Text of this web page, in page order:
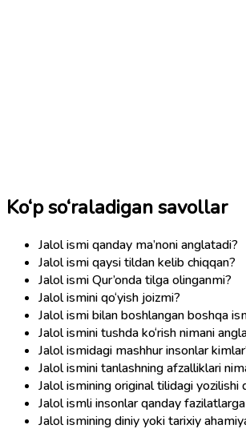
Ko‘p so‘raladigan savollar
Jalol ismi qanday ma’noni anglatadi?
Jalol ismi qaysi tildan kelib chiqqan?
Jalol ismi Qur’onda tilga olinganmi?
Jalol ismini qo‘yish joizmi?
Jalol ismi bilan boshlangan boshqa
Jalol ismini tushda ko‘rish nimani
Jalol ismidagi mashhur insonlar
Jalol ismini tanlashning afzalliklari
Jalol ismining original tilidagi yozilishi
Jalol ismli insonlar qanday
Jalol ismining diniy yoki tarixiy